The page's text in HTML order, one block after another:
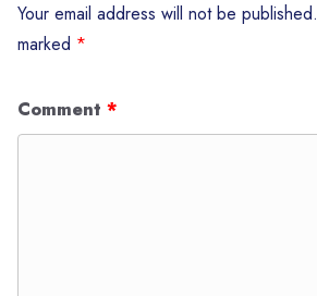
Your email address will not be published.
marked *
Comment *